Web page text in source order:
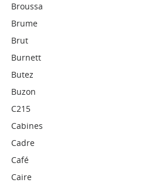
Broussa
Brume
Brut
Burnett
Butez
Buzon
C215
Cabines
Cadre
Café
Caire